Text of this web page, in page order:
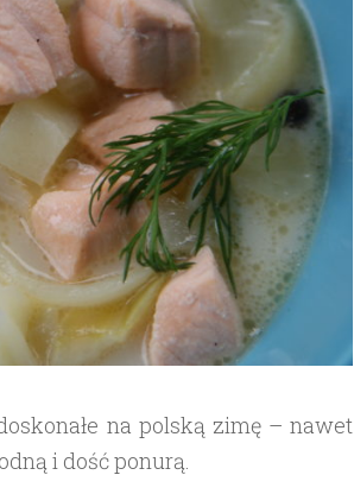
na polską zimę – nawet
i dość ponurą.